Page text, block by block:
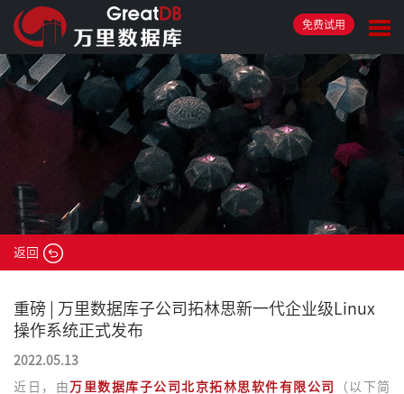
免费试用
返回
重磅 | 万里数据库子公司拓林思新一代企业级Linux
操作系统正式发布
2022.05.13
近日，由 万里数据库子公司北京拓林思软件有限公司
（以下简